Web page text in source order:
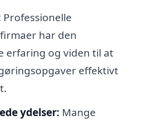
Professionelle
har den
erfaring og viden til at
effektivt
ydelser: Mange